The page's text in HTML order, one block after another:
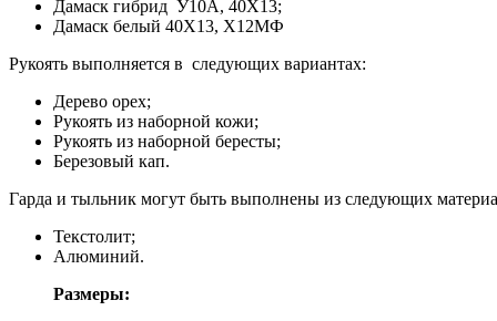
Дамаск гибрид У10А, 40Х13;
Дамаск белый 40Х13, Х12МФ
Рукоять выполняется в следующих вариантах:
Дерево орех;
Рукоять из наборной кожи;
Рукоять из наборной бересты;
Березовый кап.
Гарда и тыльник могут быть выполнены из следующих
Текстолит;
Алюминий.
Размеры: